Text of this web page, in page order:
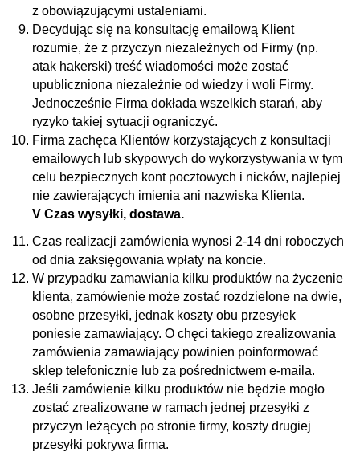
z obowiązującymi ustaleniami.
Decydując się na konsultację emailową Klient
rozumie, że z przyczyn niezależnych od Firmy (np.
atak hakerski) treść wiadomości może zostać
upubliczniona niezależnie od wiedzy i woli Firmy.
Jednocześnie Firma dokłada wszelkich starań, aby
ryzyko takiej sytuacji ograniczyć.
Firma zachęca Klientów korzystających z konsultacji
emailowych lub skypowych do wykorzystywania w tym
celu bezpiecznych kont pocztowych i nicków, najlepiej
nie zawierających imienia ani nazwiska Klienta.
V Czas wysyłki, dostawa.
Czas realizacji zamówienia wynosi 2-14 dni roboczych
od dnia zaksięgowania wpłaty na koncie.
W przypadku zamawiania kilku produktów na życzenie
klienta, zamówienie może zostać rozdzielone na dwie,
osobne przesyłki, jednak koszty obu przesyłek
poniesie zamawiający. O chęci takiego zrealizowania
zamówienia zamawiający powinien poinformować
sklep telefonicznie lub za pośrednictwem e-maila.
Jeśli zamówienie kilku produktów nie będzie mogło
zostać zrealizowane w ramach jednej przesyłki z
przyczyn leżących po stronie firmy, koszty drugiej
przesyłki pokrywa firma.